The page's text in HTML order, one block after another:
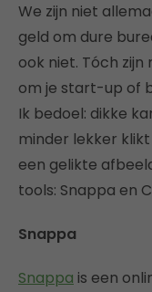
We zijn niet
geld om dure
ook niet. Tóch
om je start-up of
Ik bedoel: dikke
minder lekker
een gelikte
tools: Snappa en
Snappa
Snappa is een